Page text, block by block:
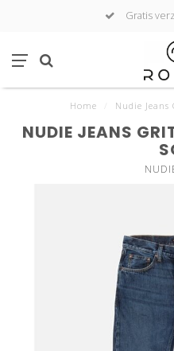
Gratis
Home Nudie
NUDIE JEANS